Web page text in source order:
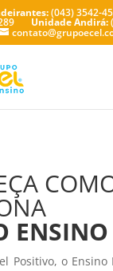
(043) 3542-
Unidade Andirá:
Positivo, o